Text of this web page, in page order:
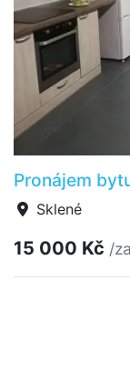
Pronájem
Sklené
15 000 Kč /